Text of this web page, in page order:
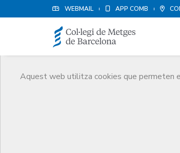
WEBMAIL APP COMB
Aquest web utilitza cookies que permeten